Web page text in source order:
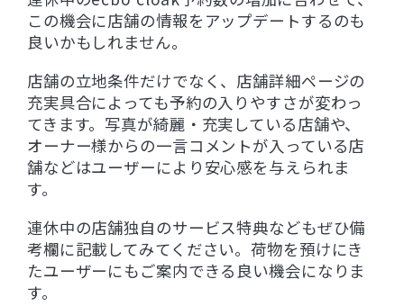
この機会に店舗の情報をアップデートするのも
良いかもしれません。
店舗の立地条件だけでなく、店舗詳細ページの
充実具合によっても予約の入りやすさが変わっ
てきます。写真が綺麗・充実している店舗や、
オーナー様からの一言コメントが入っている店
舗などはユーザーにより安心感を与えられま
す。
連休中の店舗独自のサービス特典などもぜひ備
考欄に記載してみてください。荷物を預けにき
たユーザーにもご案内できる良い機会になりま
す。